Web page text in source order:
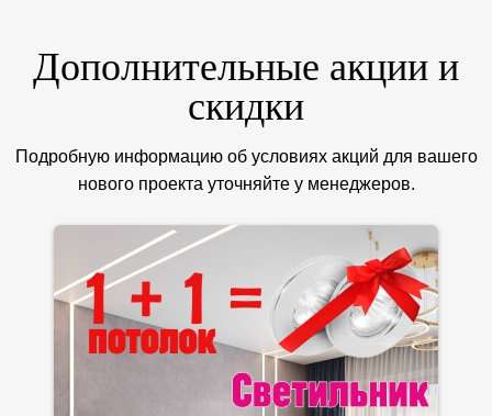
Дополнительные акции и
скидки
Подробную информацию об условиях акций для вашего
нового проекта уточняйте у менеджеров.